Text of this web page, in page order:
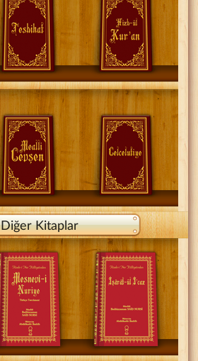
Diğer Kitaplar